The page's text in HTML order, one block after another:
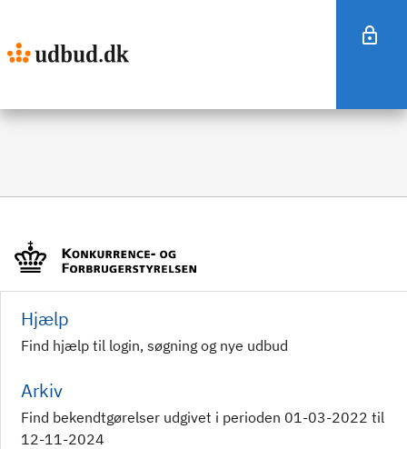
Hjælp
Find hjælp til login, søgning og nye udbud
Arkiv
Find bekendtgørelser udgivet i perioden 01-03-2022 til
12-11-2024